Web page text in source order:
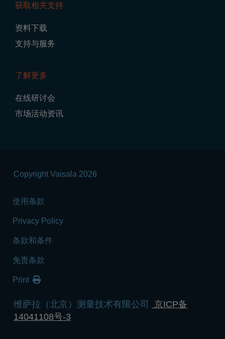
获取相关支持
资料下载
支持与服务
了解更多
在线研讨会
市场活动资讯
Copyright Vaisala 2026
使用条款
Privacy Policy
条款和条件
免责条款
Print
维萨拉（北京）测量技术有限公司
京ICP备
14041108号-3